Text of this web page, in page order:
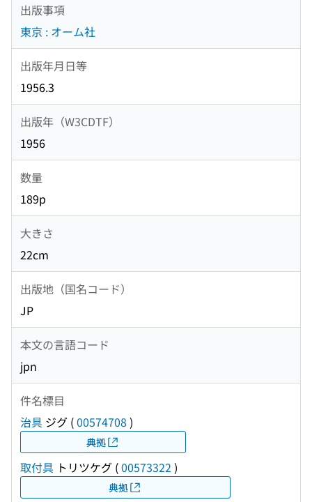
出版事項
東京 : オーム社
出版年月日等
1956.3
出版年（W3CDTF）
1956
数量
189p
大きさ
22cm
出版地（国名コード）
JP
本文の言語コード
jpn
件名標目
治具 ジグ (00574708 )
典拠
取付具 トリツケグ (00573322 )
典拠